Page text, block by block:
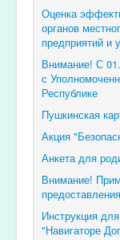
Оценка
органов
предприятий и
Внимание! С
с
Республике
Пушкинская
Акция
Анкета для
Внимание!
Инструкция
"Навигаторе